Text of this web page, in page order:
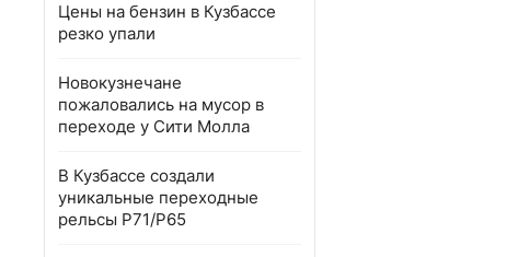
Цены на бензин в Кузбассе
резко упали
Новокузнечане
пожаловались на мусор в
переходе у Сити Молла
В Кузбассе создали
уникальные переходные
рельсы Р71/Р65